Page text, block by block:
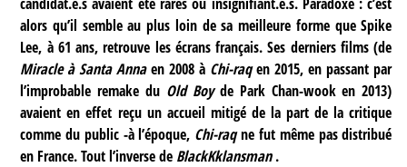
alors qu’il semble au plus loin de sa meilleure forme que Spike
Lee, à 61 ans, retrouve les écrans français. Ses derniers films (de
Miracle à Santa Annaen 2008 à Chi-raqen 2015, en passant par
l’improbable remake du Old Boyde Park Chan-wook en 2013)
avaient en effet reçu un accueil mitigé de la part de la critique
comme du public -à l’époque, Chi-raqne fut même pas distribué
en France. Tout l’inverse de BlackKklansman.